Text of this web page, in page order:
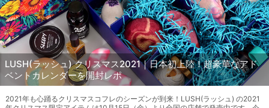
LUSH(ラッシュ) クリスマス2021｜日本初上陸！超豪華なアド
ベントカレンダーを開封レポ
2021年も心踊るクリスマスコフレのシーズンが到来！LUSH(ラッシュ) の2021